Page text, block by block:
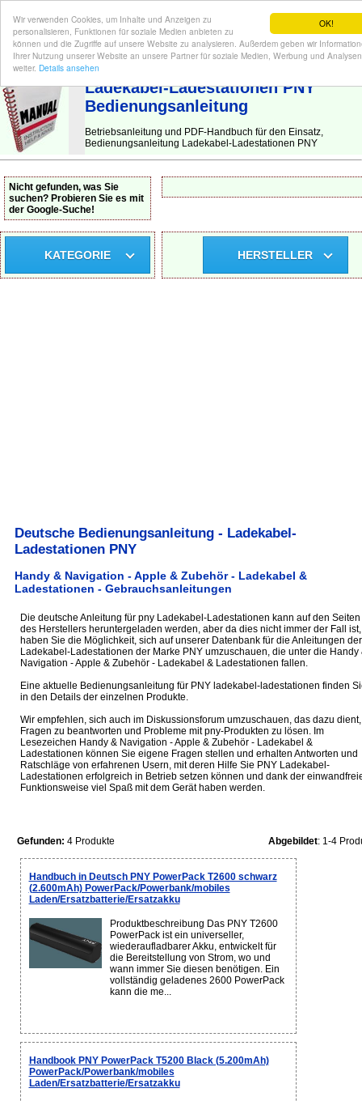
OK!
Wir verwenden Cookies, um Inhalte und Anzeigen zu
personalisieren, Funktionen für soziale Medien anbieten zu
können und die Zugriffe auf unsere Website zu analysieren. Außerdem geben wir
Ihrer Nutzung unserer Website an unsere Partner für soziale Medien, Werbung und Analysen
weiter. Details ansehen
BEDIENUNGSANLEITUNG | Hier finden Sie die deutsche Anleitung!
Ladekabel-Ladestationen PNY
Bedienungsanleitung
Betriebsanleitung und PDF-Handbuch für den Einsatz,
Bedienungsanleitung Ladekabel-Ladestationen PNY
Nicht gefunden, was Sie
suchen? Probieren Sie es mit
der Google-Suche!
KATEGORIE HERSTELLER
Deutsche Bedienungsanleitung - Ladekabel-
Ladestationen PNY
Handy & Navigation - Apple & Zubehör - Ladekabel &
Ladestationen - Gebrauchsanleitungen
Die deutsche Anleitung für pny Ladekabel-Ladestationen kann auf den Seiten
des Herstellers heruntergeladen werden, aber da dies nicht immer der Fall ist,
haben Sie die Möglichkeit, sich auf unserer Datenbank für die Anleitungen der
Ladekabel-Ladestationen der Marke PNY umzuschauen, die unter die Handy
Navigation - Apple & Zubehör - Ladekabel & Ladestationen fallen.
Eine aktuelle Bedienungsanleitung für PNY ladekabel-ladestationen finden
in den Details der einzelnen Produkte.
Wir empfehlen, sich auch im Diskussionsforum umzuschauen, das dazu dient,
Fragen zu beantworten und Probleme mit pny-Produkten zu lösen. Im
Lesezeichen Handy & Navigation - Apple & Zubehör - Ladekabel &
Ladestationen können Sie eigene Fragen stellen und erhalten Antworten und
Ratschläge von erfahrenen Usern, mit deren Hilfe Sie PNY Ladekabel-
Ladestationen erfolgreich in Betrieb setzen können und dank der
Funktionsweise viel Spaß mit dem Gerät haben werden.
Gefunden: 4 Produkte Abgebildet: 1-4
Handbuch in Deutsch PNY PowerPack T2600 schwarz
(2.600mAh) PowerPack/Powerbank/mobiles
Laden/Ersatzbatterie/Ersatzakku
Produktbeschreibung Das PNY T2600
PowerPack ist ein universeller,
wiederaufladbarer Akku, entwickelt für
die Bereitstellung von Strom, wo und
wann immer Sie diesen benötigen. Ein
vollständig geladenes 2600 PowerPack
kann die me...
Handbook PNY PowerPack T5200 Black (5.200mAh)
PowerPack/Powerbank/mobiles
Laden/Ersatzbatterie/Ersatzakku